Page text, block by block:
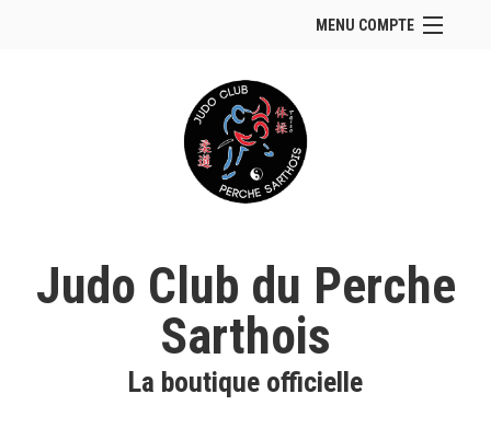
MENU COMPTE
Site Web du club
Se connecter
Panier ( vide )
Judo Club du Perche
Sarthois
La boutique officielle